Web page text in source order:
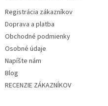
Registrácia zákazníkov
Doprava a platba
Obchodné podmienky
Osobné údaje
Napíšte nám
Blog
RECENZIE ZÁKAZNÍKOV